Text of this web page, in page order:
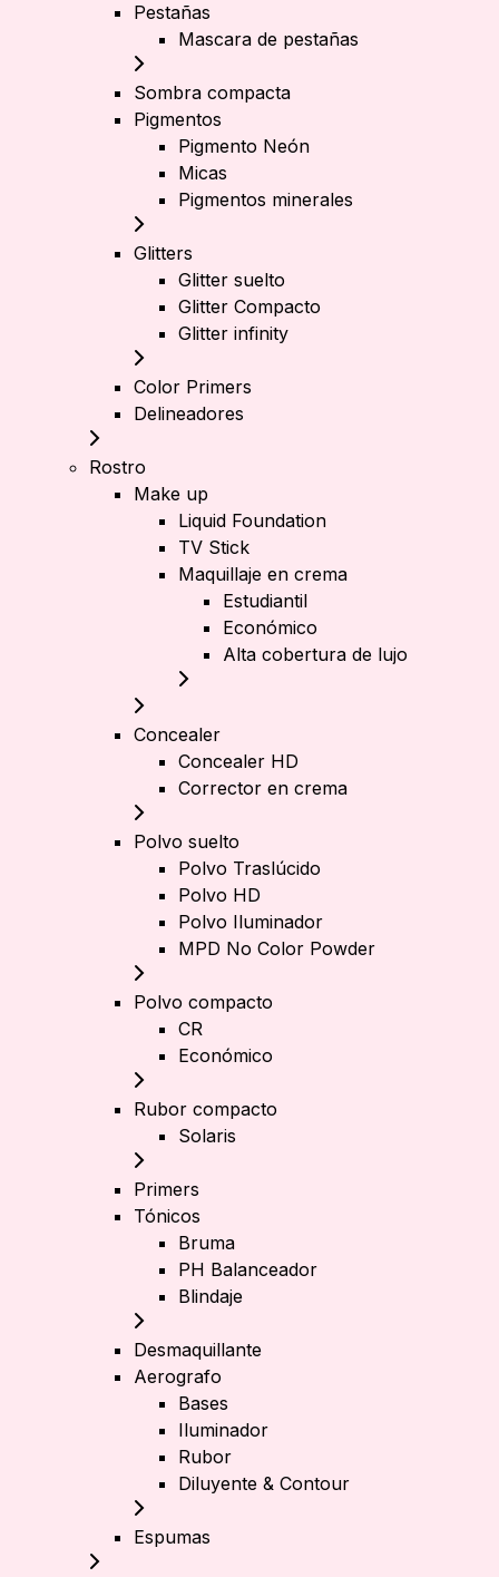
Pestañas
Mascara de pestañas
Sombra compacta
Pigmentos
Pigmento Neón
Micas
Pigmentos minerales
Glitters
Glitter suelto
Glitter Compacto
Glitter infinity
Color Primers
Delineadores
Rostro
Make up
Liquid Foundation
TV Stick
Maquillaje en crema
Estudiantil
Económico
Alta cobertura de lujo
Concealer
Concealer HD
Corrector en crema
Polvo suelto
Polvo Traslúcido
Polvo HD
Polvo Iluminador
MPD No Color Powder
Polvo compacto
CR
Económico
Rubor compacto
Solaris
Primers
Tónicos
Bruma
PH Balanceador
Blindaje
Desmaquillante
Aerografo
Bases
Iluminador
Rubor
Diluyente & Contour
Espumas